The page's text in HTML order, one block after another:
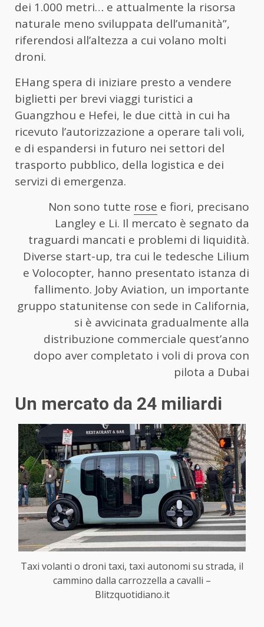
dei 1.000 metri… e attualmente la risorsa
naturale meno sviluppata dell’umanità”,
riferendosi all’altezza a cui volano molti
droni.
EHang spera di iniziare presto a vendere
biglietti per brevi viaggi turistici a
Guangzhou e Hefei, le due città in cui ha
ricevuto l’autorizzazione a operare tali voli,
e di espandersi in futuro nei settori del
trasporto pubblico, della logistica e dei
servizi di emergenza.
Non sono tutte rose e fiori, precisano
Langley e Li. Il mercato è segnato da
traguardi mancati e problemi di liquidità.
Diverse start-up, tra cui le tedesche Lilium
e Volocopter, hanno presentato istanza di
fallimento. Joby Aviation, un importante
gruppo statunitense con sede in California,
si è avvicinata gradualmente alla
distribuzione commerciale quest’anno
dopo aver completato i voli di prova con
pilota a Dubai
Un mercato da 24 miliardi
Taxi volanti o droni taxi, taxi autonomi su strada, il
cammino dalla carrozzella a cavalli –
Blitzquotidiano.it